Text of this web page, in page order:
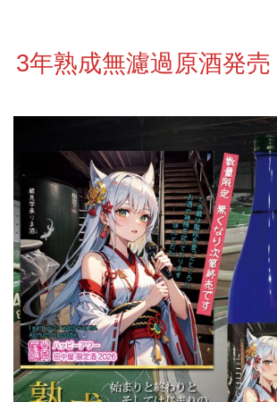
3年熟成無濾過原酒発売